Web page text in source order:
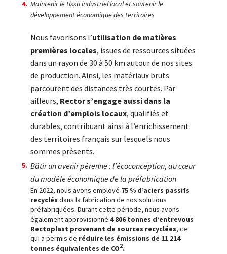
Maintenir le tissu industriel local et soutenir le
développement économique des territoires
Nous favorisons l’utilisation de matières
premières locales, issues de ressources situées
dans un rayon de 30 à 50 km autour de nos sites
de production. Ainsi, les matériaux bruts
parcourent des distances très courtes. Par
ailleurs, Rector s’engage aussi dans la
création d’emplois locaux, qualifiés et
durables, contribuant ainsi à l’enrichissement
des territoires français sur lesquels nous
sommes présents.
Bâtir un avenir pérenne : l’écoconception, au cœur
du modèle économique de la préfabrication
En 2022, nous avons employé 75 % d’aciers passifs
recyclés dans la fabrication de nos solutions
préfabriquées. Durant cette période, nous avons
également approvisionné 4 806 tonnes d’entrevous
Rectoplast provenant de sources recyclées, ce
qui a permis de réduire les émissions de 11 214
tonnes équivalentes de CO2.